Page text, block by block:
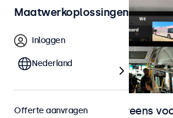
Monitoren en touchscreens
Maatwerkoplossingen
Inloggen
Nederland
Offerte aanvragen